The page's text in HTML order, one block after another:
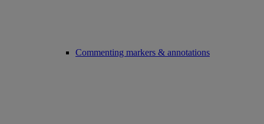
Commenting markers & annotations